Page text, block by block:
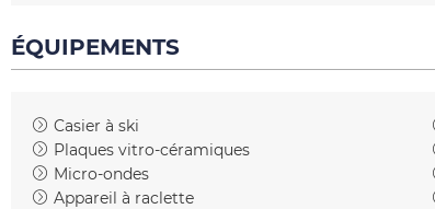
ÉQUIPEMENTS
Casier à ski
Plaques vitro-céramiques
Micro-ondes
Appareil à raclette